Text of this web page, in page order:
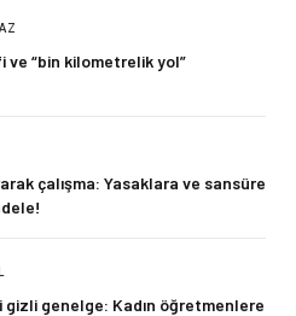
ve “bin kilometrelik yol”
çalışma: Yasaklara ve sansüre
gizli genelge: Kadın öğretmenlere